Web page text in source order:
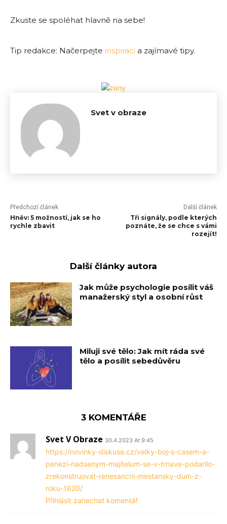
Zkuste se spoléhat hlavně na sebe!
Tip redakce: Načerpejte inspiraci a zajímavé tipy.
Svet v obraze
Předchozí článek
Hněv: 5 možností, jak se ho
rychle zbavit
Další článek
Tři signály, podle kterých
poznáte, že se chce s vámi
rozejít!
Další články autora
Jak může psychologie posílit váš
manažerský styl a osobní růst
Miluji své tělo: Jak mít ráda své
tělo a posílit sebedůvěru
3 KOMENTÁŘE
Svet V Obraze 30.4.2023 At 9:45
https://novinky-diskuse.cz/velky-boj-s-casem-a-
penezi-nadsenym-majitelum-se-v-trnave-podarilo-
zrekonstruovat-renesancni-mestansky-dum-z-
roku-1620/
Přihlásit zanechat komentář